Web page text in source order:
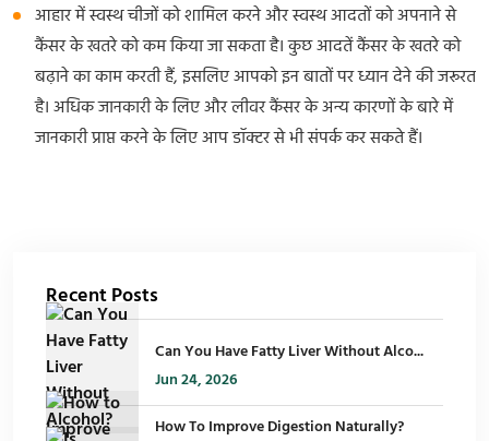
आहार में स्वस्थ चीजों को शामिल करने और स्वस्थ आदतों को अपनाने से
कैंसर के खतरे को कम किया जा सकता है। कुछ आदतें कैंसर के खतरे को
बढ़ाने का काम करती हैं, इसलिए आपको इन बातों पर ध्यान देने की जरूरत
है। अधिक जानकारी के लिए और लीवर कैंसर के अन्य कारणों के बारे में
जानकारी प्राप्त करने के लिए आप डॉक्टर से भी संपर्क कर सकते हैं।
Recent Posts
Can You Have Fatty Liver Without Alco...
Jun 24, 2026
How To Improve Digestion Naturally?